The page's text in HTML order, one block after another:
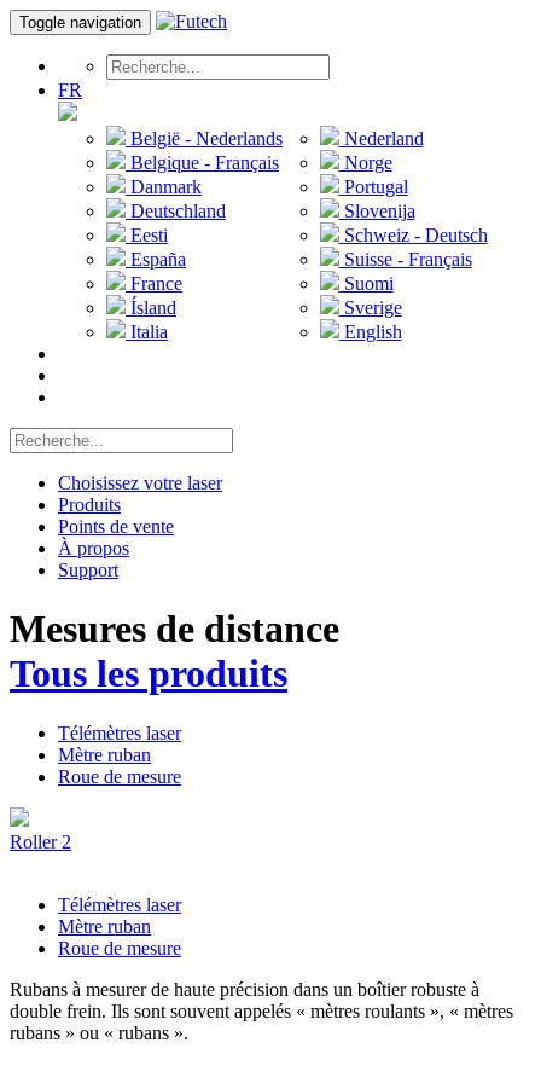
Toggle navigation
FR
België - Nederlands
Belgique - Français
Danmark
Deutschland
Eesti
España
France
Ísland
Italia
Nederland
Norge
Portugal
Slovenija
Schweiz - Deutsch
Suisse - Français
Suomi
Sverige
English
Choisissez votre laser
Produits
Points de vente
À propos
Support
Mesures de distance
Tous les produits
Télémètres laser
Mètre ruban
Roue de mesure
Roller 2
Télémètres laser
Mètre ruban
Roue de mesure
Rubans à mesurer de haute précision dans un boîtier robuste à
double frein. Ils sont souvent appelés « mètres roulants », « mètres
rubans » ou « rubans ».